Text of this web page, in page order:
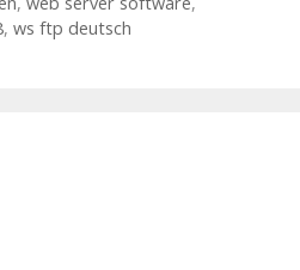
, ws ftp deutsch